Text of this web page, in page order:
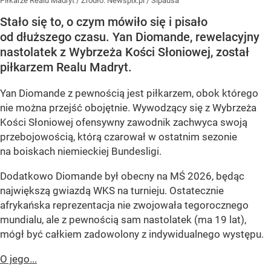
Stało się to, o czym mówiło się i pisało
od dłuższego czasu. Yan Diomande, rewelacyjny
nastolatek z Wybrzeża Kości Słoniowej, został
piłkarzem Realu Madryt.
Yan Diomande z pewnością jest piłkarzem, obok którego
nie można przejść obojętnie. Wywodzący się z Wybrzeża
Kości Słoniowej ofensywny zawodnik zachwyca swoją
przebojowością, którą czarował w ostatnim sezonie
na boiskach niemieckiej Bundesligi.
Dodatkowo Diomande był obecny na MŚ 2026, będąc
największą gwiazdą WKS na turnieju. Ostatecznie
afrykańska reprezentacja nie zwojowała tegorocznego
mundialu, ale z pewnością sam nastolatek (ma 19 lat),
mógł być całkiem zadowolony z indywidualnego występu.
O jego...